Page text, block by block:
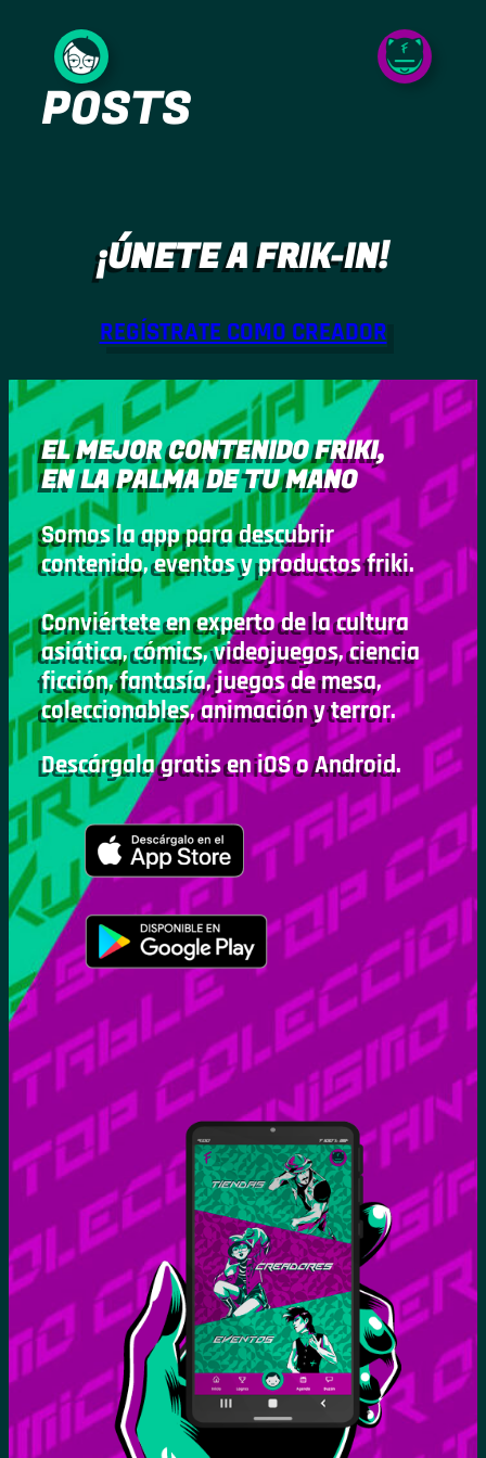
contenido
POSTS
¡ÚNETE A FRIK-IN!
REGÍSTRATE COMO CREADOR
EL MEJOR CONTENIDO FRIKI,
EN LA PALMA DE TU MANO
Somos la app para descubrir
contenido, eventos y productos friki.
Conviértete en experto de la cultura
asiática, cómics, videojuegos, ciencia
ficción, fantasía, juegos de mesa,
coleccionables, animación y terror.
Descárgala gratis en iOS o Android.